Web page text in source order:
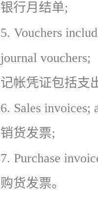
银行月结单;
5. Vouchers
journal vouchers;
记帐凭证包括支
6. Sales invoices;
销货发票;
7. Purchase
购货发票。